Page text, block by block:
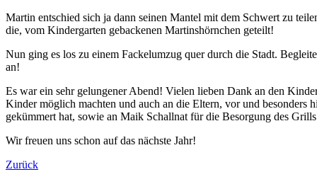
Martin entschied sich ja dann seinen Mantel mit dem Schwert zu
die, vom Kindergarten gebackenen Martinshörnchen geteilt!
Nun ging es los zu einem Fackelumzug quer durch die Stadt.
an!
Es war ein sehr gelungener Abend! Vielen lieben Dank an den
Kinder möglich machten und auch an die Eltern, vor und besonders
gekümmert hat, sowie an Maik Schallnat für die Besorgung des
Wir freuen uns schon auf das nächste Jahr!
Zurück